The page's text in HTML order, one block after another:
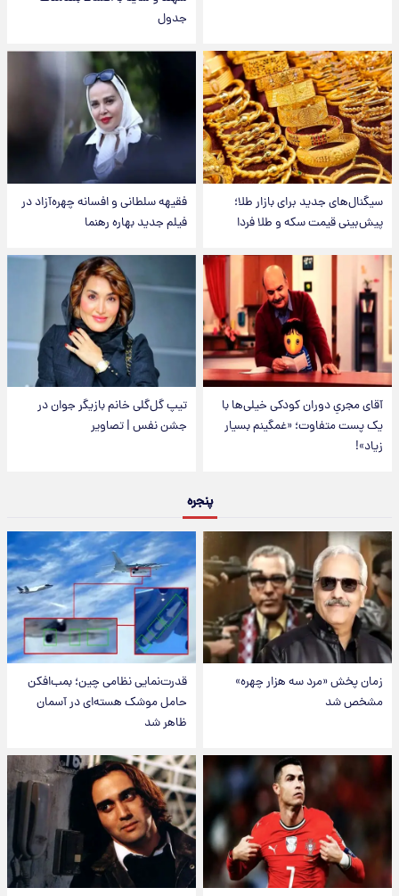
جدول
سیگنال‌های جدید برای بازار طلا؛
پیش‌بینی قیمت سکه و طلا فردا
فقیهه سلطانی و افسانه چهره‌آزاد در
فیلم جدید بهاره رهنما
آقای مجریِ دوران کودکی خیلی‌ها با
یک پست متفاوت؛ «غمگینم بسیار
زیاد»!
تیپ گل‌گلی خانم بازیگر جوان در
جشن نفس | تصاویر
پنجره
زمان پخش «مرد سه هزار چهره»
مشخص شد
قدرت‌نمایی نظامی چین؛ بمب‌افکن
حامل موشک هسته‌ای در آسمان
ظاهر شد